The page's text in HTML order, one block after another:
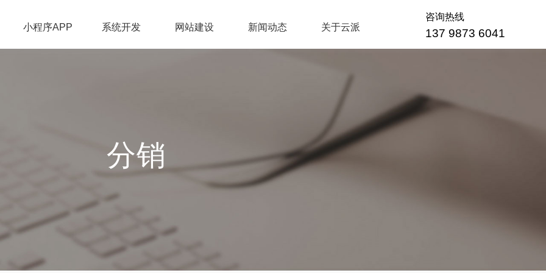
小程序APP 系统开发 网站建设 新闻动态 关于云派
咨询热线
137 9873 6041
分销